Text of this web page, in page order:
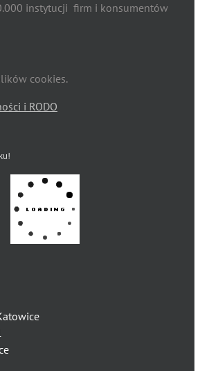
instytucji firm i konsumentów
cookies.
i RODO